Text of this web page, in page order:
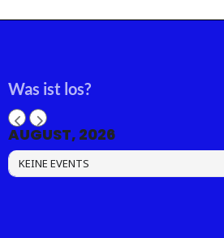
Was ist los?
AUGUST, 2026
KEINE EVENTS